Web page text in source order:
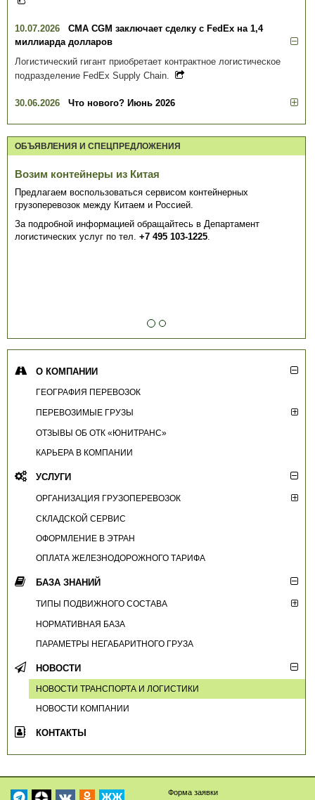
10.07.2026
CMA CGM заключает сделку с FedEx на 1,4
миллиарда долларов
Логистический гигант приобретает контрактное логистическое
подразделение FedEx Supply Chain.
30.06.2026 Что нового? Июнь 2026
ОБЪЯВЛЕНИЯ И СПЕЦПРЕДЛОЖЕНИЯ
Возим контейнеры из Китая
Предлагаем воспользоваться сервисом контейнерных
грузоперевозок между Китаем и Россией.
За подробной информацией обращайтесь в Департамент
логистических услуг по тел. +7 495 103-1225
О КОМПАНИИ
ГЕОГРАФИЯ ПЕРЕВОЗОК
ПЕРЕВОЗИМЫЕ ГРУЗЫ
ОТЗЫВЫ ОБ ОТК «ЮНИТРАНС»
КАРЬЕРА В КОМПАНИИ
УСЛУГИ
ОРГАНИЗАЦИЯ ГРУЗОПЕРЕВОЗОК
СКЛАДСКОЙ СЕРВИС
ОФОРМЛЕНИЕ В ЭТРАН
ОПЛАТА ЖЕЛЕЗНОДОРОЖНОГО ТАРИФА
БАЗА ЗНАНИЙ
ТИПЫ ПОДВИЖНОГО СОСТАВА
НОРМАТИВНАЯ БАЗА
ПАРАМЕТРЫ НЕГАБАРИТНОГО ГРУЗА
НОВОСТИ
НОВОСТИ ТРАНСПОРТА И ЛОГИСТИКИ
НОВОСТИ КОМПАНИИ
КОНТАКТЫ
Форма заявки